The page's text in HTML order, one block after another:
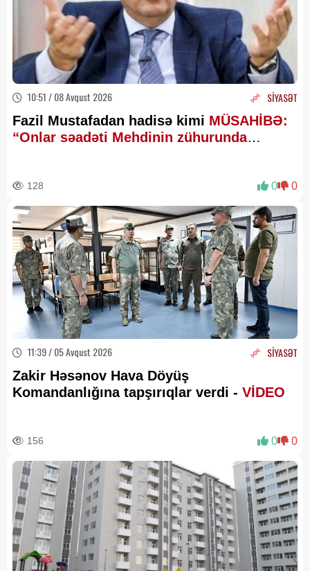
10:51 / 08 Avqust 2026 SİYASƏT
Fazil Mustafadan hadisə kimi MÜSAHİBƏ:
“Onlar səadəti Mehdinin zühurunda
128 0 0
11:39 / 05 Avqust 2026 SİYASƏT
Zakir Həsənov Hava Döyüş
Komandanlığına tapşırıqlar verdi - VİDEO
156 0 0